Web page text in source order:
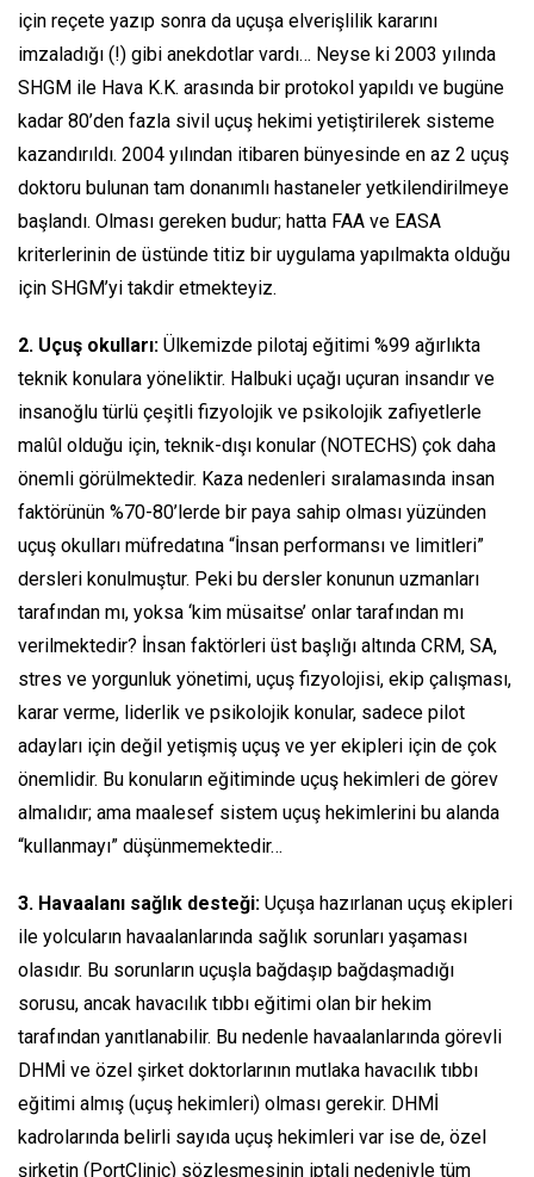
için reçete yazıp sonra da uçuşa elverişlilik kararını
imzaladığı (!) gibi anekdotlar vardı… Neyse ki 2003 yılında
SHGM ile Hava K.K. arasında bir protokol yapıldı ve bugüne
kadar 80’den fazla sivil uçuş hekimi yetiştirilerek sisteme
kazandırıldı. 2004 yılından itibaren bünyesinde en az 2 uçuş
doktoru bulunan tam donanımlı hastaneler yetkilendirilmeye
başlandı. Olması gereken budur; hatta FAA ve EASA
kriterlerinin de üstünde titiz bir uygulama yapılmakta olduğu
için SHGM’yi takdir etmekteyiz.
2. Uçuş okulları: Ülkemizde pilotaj eğitimi %99 ağırlıkta
teknik konulara yöneliktir. Halbuki uçağı uçuran insandır ve
insanoğlu türlü çeşitli fizyolojik ve psikolojik zafiyetlerle
malûl olduğu için, teknik-dışı konular (NOTECHS) çok daha
önemli görülmektedir. Kaza nedenleri sıralamasında insan
faktörünün %70-80’lerde bir paya sahip olması yüzünden
uçuş okulları müfredatına “İnsan performansı ve limitleri”
dersleri konulmuştur. Peki bu dersler konunun uzmanları
tarafından mı, yoksa ‘kim müsaitse’ onlar tarafından mı
verilmektedir? İnsan faktörleri üst başlığı altında CRM, SA,
stres ve yorgunluk yönetimi, uçuş fizyolojisi, ekip çalışması,
karar verme, liderlik ve psikolojik konular, sadece pilot
adayları için değil yetişmiş uçuş ve yer ekipleri için de çok
önemlidir. Bu konuların eğitiminde uçuş hekimleri de görev
almalıdır; ama maalesef sistem uçuş hekimlerini bu alanda
“kullanmayı” düşünmemektedir…
3. Havaalanı sağlık desteği: Uçuşa hazırlanan uçuş ekipleri
ile yolcuların havaalanlarında sağlık sorunları yaşaması
olasıdır. Bu sorunların uçuşla bağdaşıp bağdaşmadığı
sorusu, ancak havacılık tıbbı eğitimi olan bir hekim
tarafından yanıtlanabilir. Bu nedenle havaalanlarında görevli
DHMİ ve özel şirket doktorlarının mutlaka havacılık tıbbı
eğitimi almış (uçuş hekimleri) olması gerekir. DHMİ
kadrolarında belirli sayıda uçuş hekimleri var ise de, özel
şirketin (PortClinic) sözleşmesinin iptali nedeniyle tüm